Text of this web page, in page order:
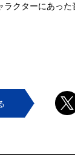
クターにあった